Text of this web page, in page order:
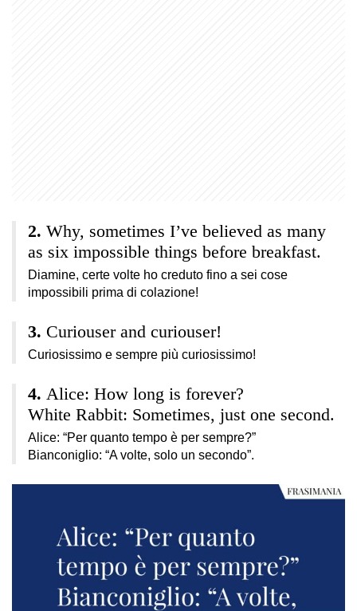
Why, sometimes I’ve believed as many
as six impossible things before breakfast.
Diamine, certe volte ho creduto fino a sei cose
impossibili prima di colazione!
Curiouser and curiouser!
Curiosissimo e sempre più curiosissimo!
Alice: How long is forever?
White Rabbit: Sometimes, just one second.
Alice: “Per quanto tempo è per sempre?”
Bianconiglio: “A volte, solo un secondo”.